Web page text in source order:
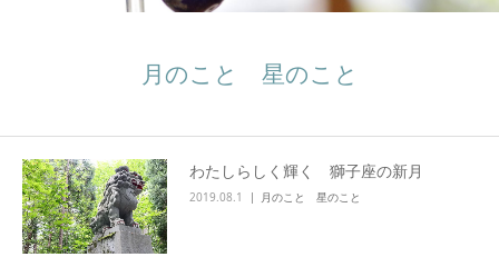
月のこと 星のこと
わたしらしく輝く 獅子座の新月
2019.08.1 月のこと 星のこと
お問い合わせ